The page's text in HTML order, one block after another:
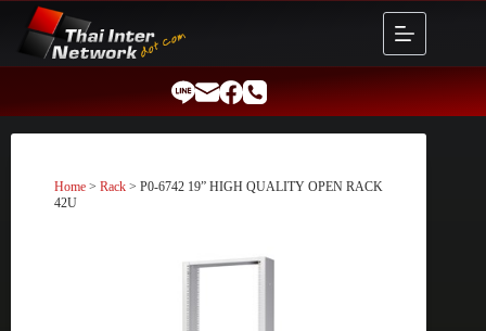
content
Home > Rack > P0-6742 19” HIGH QUALITY OPEN RACK
42U